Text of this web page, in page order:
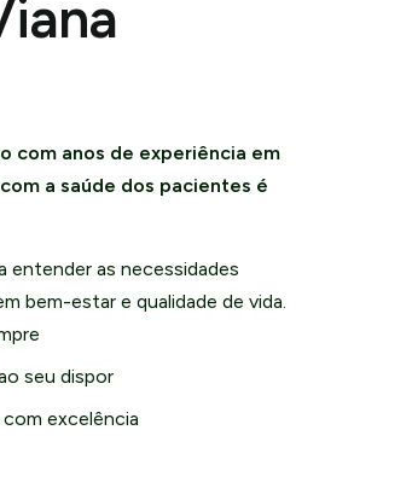
com anos de experiência em
a saúde dos pacientes é
entender as necessidades
bem-estar e qualidade de vida.
seu dispor
excelência